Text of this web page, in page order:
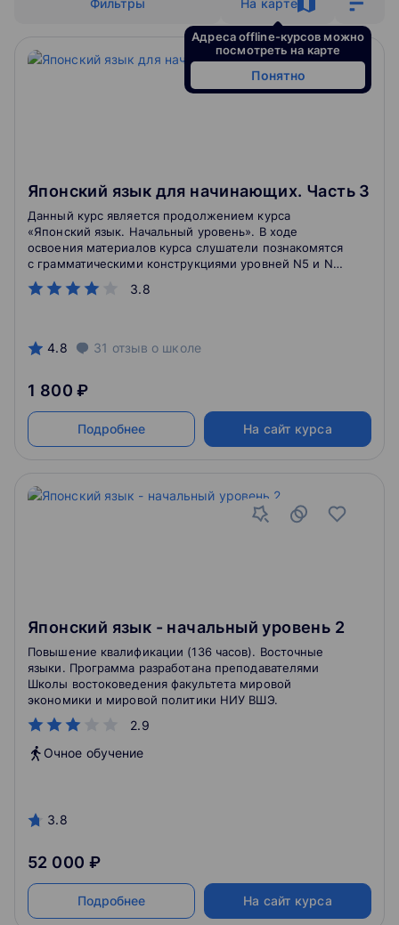
На карте
Адреса offline-курсов можно
посмотреть на карте
Понятно
Фильтры
Японский язык для начинающих. Часть 3
3.8
Данный курс является продолжением курса
«Японский язык. Начальный уровень». В ходе
освоения материалов курса слушатели познакомятся
с грамматическими конструкциями уровней N5 и N4
JLPT (уровень A2 по классификации CEFR), а также
освоят необходимый иероглифический и
4.8 31 отзыв о школе
1 800 ₽
Подробнее На сайт курса
Японский язык - начальный уровень 2
2.9
Повышение квалификации (136 часов). Восточные
языки. Программа разработана преподавателями
Школы востоковедения факультета мировой
экономики и мировой политики НИУ ВШЭ.
Очное обучение
3.8
52 000 ₽
Подробнее На сайт курса